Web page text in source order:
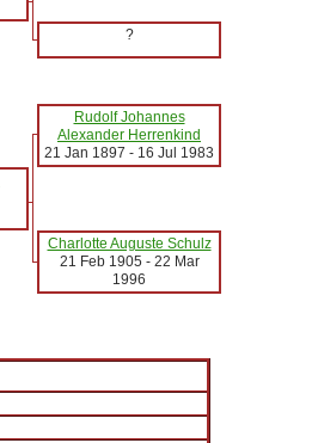
?
Rudolf Johannes
Alexander Herrenkind
21 Jan 1897 - 16 Jul 1983
Charlotte Auguste Schulz
21 Feb 1905 - 22 Mar
1996